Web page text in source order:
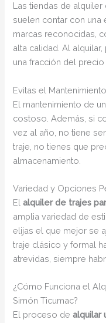
Las tiendas de alquiler
suelen contar con una
marcas reconocidas,
alta calidad. Al
una fracción del precio
Evitas el
El mantenimiento de
costoso. Además, si
vez al año, no tiene
traje, no tienes que
almacenamiento.
Variedad y Opciones
Elalquiler de trajes
amplia variedad de
elijas el que mejor se
traje clásico y formal
atrevidas, siempre
¿Cómo Funciona el
Simón Ticumac?
El proceso dealquilar